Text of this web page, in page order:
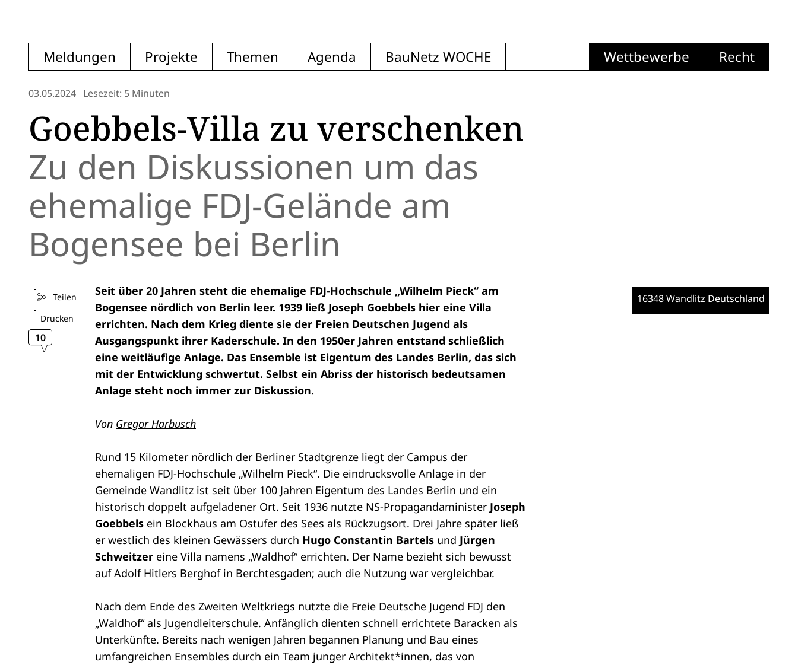
Meldungen Projekte Themen Agenda BauNetz WOCHE Wettbewerbe Recht
03.05.2024 Lesezeit: 5 Minuten
Goebbels-Villa zu verschenken
Zu den Diskussionen um das
ehemalige FDJ-Gelände am
Bogensee bei Berlin
Teilen
Drucken
10
Seit über 20 Jahren steht die ehemalige FDJ-Hochschule „Wilhelm Pieck“ am
Bogensee nördlich von Berlin leer. 1939 ließ Joseph Goebbels hier eine Villa
errichten. Nach dem Krieg diente sie der Freien Deutschen Jugend als
Ausgangspunkt ihrer Kaderschule. In den 1950er Jahren entstand schließlich
eine weitläufige Anlage. Das Ensemble ist Eigentum des Landes Berlin, das sich
mit der Entwicklung schwertut. Selbst ein Abriss der historisch bedeutsamen
Anlage steht noch immer zur Diskussion.
Von Gregor Harbusch
Rund 15 Kilometer nördlich der Berliner Stadtgrenze liegt der Campus der
ehemaligen FDJ-Hochschule „Wilhelm Pieck“. Die eindrucksvolle Anlage in der
Gemeinde Wandlitz ist seit über 100 Jahren Eigentum des Landes Berlin und ein
historisch doppelt aufgeladener Ort. Seit 1936 nutzte NS-Propagandaminister Joseph
Goebbels ein Blockhaus am Ostufer des Sees als Rückzugsort. Drei Jahre später ließ
er westlich des kleinen Gewässers durch Hugo Constantin Bartels und Jürgen
Schweitzer eine Villa namens „Waldhof“ errichten. Der Name bezieht sich bewusst
aufAdolf Hitlers Berghof in Berchtesgaden; auch die Nutzung war vergleichbar.
Nach dem Ende des Zweiten Weltkriegs nutzte die Freie Deutsche Jugend FDJ den
„Waldhof“ als Jugendleiterschule. Anfänglich dienten schnell errichtete Baracken als
Unterkünfte. Bereits nach wenigen Jahren begannen Planung und Bau eines
umfangreichen Ensembles durch ein Team junger Architekt*innen, das von
16348 Wandlitz Deutschland